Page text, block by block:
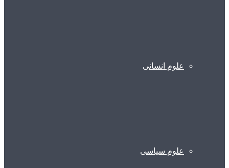
علوم انسانی
علوم سیاسی